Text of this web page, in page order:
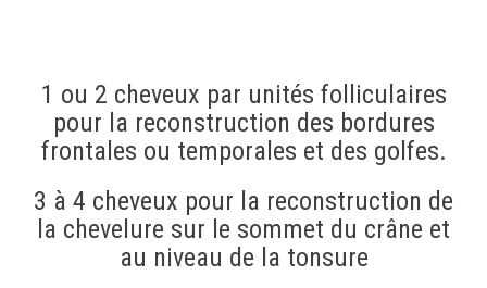
1 ou 2 cheveux par unités folliculaires
pour la reconstruction des bordures
frontales ou temporales et des golfes.
3 à 4 cheveux pour la reconstruction de
la chevelure sur le sommet du crâne et
au niveau de la tonsure